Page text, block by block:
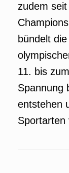
zudem
bündelt
11. bis
Spannung
entstehen